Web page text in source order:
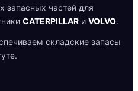
запасных частей для
CATERPILLAR и VOLVO.
складские запасы